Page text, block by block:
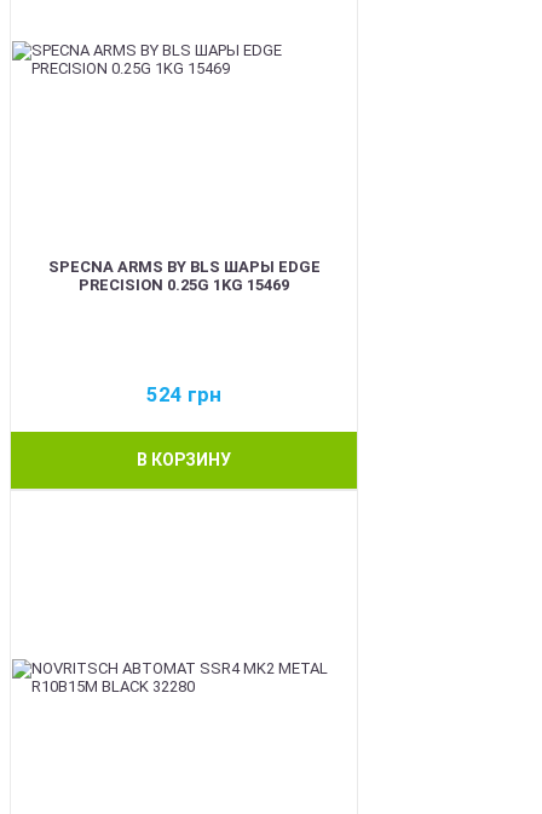
SPECNA ARMS BY BLS ШАРЫ EDGE
PRECISION 0.25G 1KG 15469
524 грн
В КОРЗИНУ